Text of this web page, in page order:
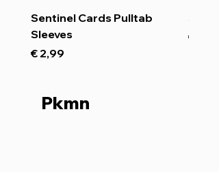
Sentinel Cards Pulltab
Sleeves
Prijs
€ 2,99
Prijs
€ 1,99
Pkmn